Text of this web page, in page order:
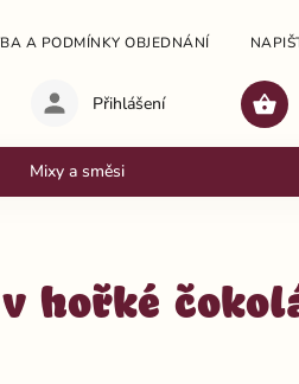
A PODMÍNKY OBJEDNÁNÍ
Přihlášení
Mixy a směsi
hořké